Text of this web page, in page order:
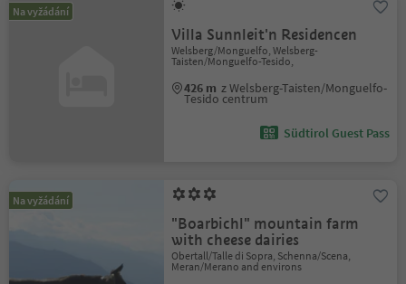
Na vyžádání
Villa Sunnleit'n Residencen
Welsberg/Monguelfo, Welsberg-
Taisten/Monguelfo-Tesido,
426 m z Welsberg-Taisten/Monguelfo-
Tesido centrum
Südtirol Guest Pass
Na vyžádání
"Boarbichl" mountain farm
with cheese dairies
Obertall/Talle di Sopra, Schenna/Scena,
Meran/Merano and environs